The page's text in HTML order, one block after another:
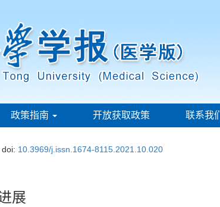
政策指南 开放获取政策 联系我们
doi: 10.3969/j.issn.1674-8115.2021.10.020
展